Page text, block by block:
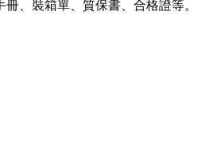
箱單、質保書、合格證等。